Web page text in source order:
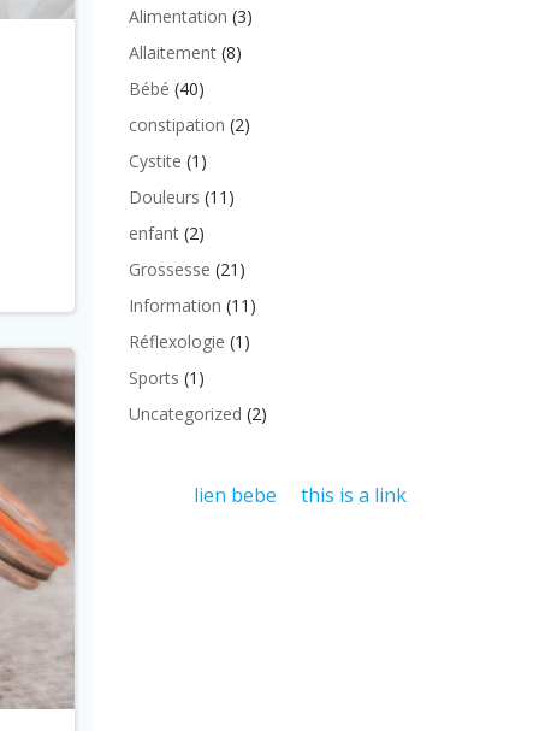
Alimentation (3)
Allaitement(8)
Bébé (40)
constipation (2)
Cystite (1)
Douleurs (11)
enfant(2)
Grossesse (21)
Information (11)
Réflexologie (1)
Sports (1)
Uncategorized (2)
lien bebe this is a link